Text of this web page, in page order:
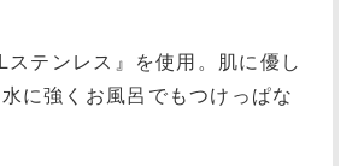
ステンレス』を使用。肌に優し
に強くお風呂でもつけっぱな